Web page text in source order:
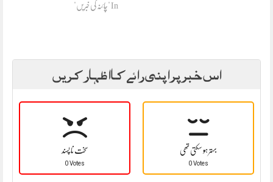
In "چائنہ کی خبریں"
اس خبر پر اپنی رائے کا اظہار کریں
سخت نا پسند
0 Votes
بہتر ہو سکتی تھی
0 Votes